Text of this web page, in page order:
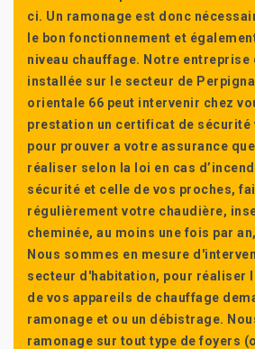
ci. Un ramonage est donc
le bon fonctionnement et
niveau chauffage. Notre entreprise
installée sur le secteur de
orientale 66 peut intervenir chez
prestation un certificat de sécurité
pour prouver a votre assurance
réaliser selon la loi en cas
sécurité et celle de vos proches,
régulièrement votre chaudière,
cheminée, au moins une fois par
Nous sommes en mesure
secteur d'habitation, pour réaliser
de vos appareils de chauffage
ramonage et ou un débistrage.
ramonage sur tout type de foyers